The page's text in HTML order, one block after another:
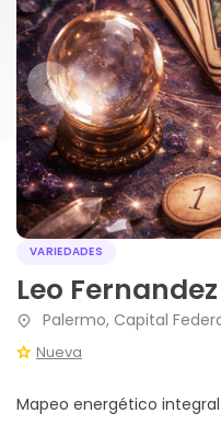
VARIEDADES
Leo
Palermo, Capital
Nueva
Mapeo energético